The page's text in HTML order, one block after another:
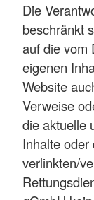
Die
beschränkt
auf die vom
eigenen
Website
Verweise
die aktuelle
Inhalte
verlinkten/